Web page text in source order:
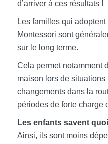
d’arriver à ces résultats !
Les familles qui
Montessori sont
sur le long terme.
Cela permet notamment
maison lors de
changements dans la
périodes de forte charge
Les enfants savent
Ainsi, ils sont moins